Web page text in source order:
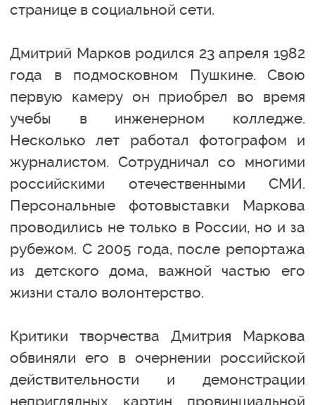
странице в социальной сети.
Дмитрий Марков родился 23 апреля 1982
года в подмосковном Пушкине. Свою
первую камеру он приобрел во время
учебы в инженерном колледже.
Несколько лет работал фотографом и
журналистом. Сотрудничал со многими
российскими отечественными СМИ.
Персональные фотовыставки Маркова
проводились не только в России, но и за
рубежом. С 2005 года, после репортажа
из детского дома, важной частью его
жизни стало волонтерство.
Критики творчества Дмитрия Маркова
обвиняли его в очернении российской
действительности и демонстрации
неприглядных картин провинциальной